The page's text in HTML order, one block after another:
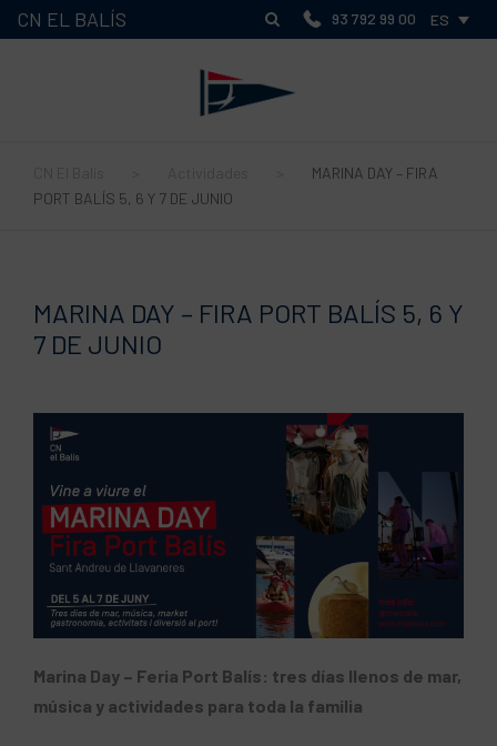
CN EL BALÍS 93 792 99 00 ES
MARINA DAY – FIRA
PORT BALÍS 5, 6 Y 7 DE JUNIO
MARINA DAY – FIRA PORT BALÍS 5, 6 Y
7 DE JUNIO
Marina Day – Feria Port Balís: tres días llenos de mar,
música y actividades para toda la familia